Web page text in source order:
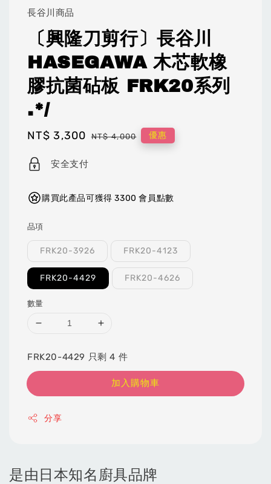
長谷川商品
〔興隆刀剪行〕長谷川
HASEGAWA 木芯軟橡
膠抗菌砧板 FRK20系列
.*/
Sale
NT$ 3,300 Regular
NT$ 4,000 優惠
安全支付
購買此產品可獲得 3300 會員點數
品項
FRK20-3926 FRK20-4123
FRK20-4429 FRK20-4626
數量
FRK20-4429 只剩 4 件
加入購物車
分享
是由日本知名廚具品牌